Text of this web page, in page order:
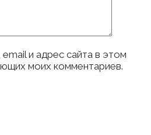
и адрес сайта в этом
моих комментариев.